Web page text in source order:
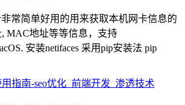
非常简单好用的用来获取本机网卡信息的
MAC地址等等信息，支持
安装netifaces 采用pip安装法 pip